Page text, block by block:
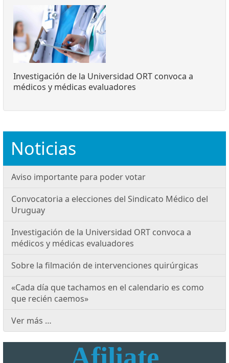
Investigación de la Universidad ORT convoca a
médicos y médicas evaluadores
Noticias
Aviso importante para poder votar
Convocatoria a elecciones del Sindicato Médico del
Uruguay
Investigación de la Universidad ORT convoca a
médicos y médicas evaluadores
Sobre la filmación de intervenciones quirúrgicas
«Cada día que tachamos en el calendario es como
que recién caemos»
Ver más …